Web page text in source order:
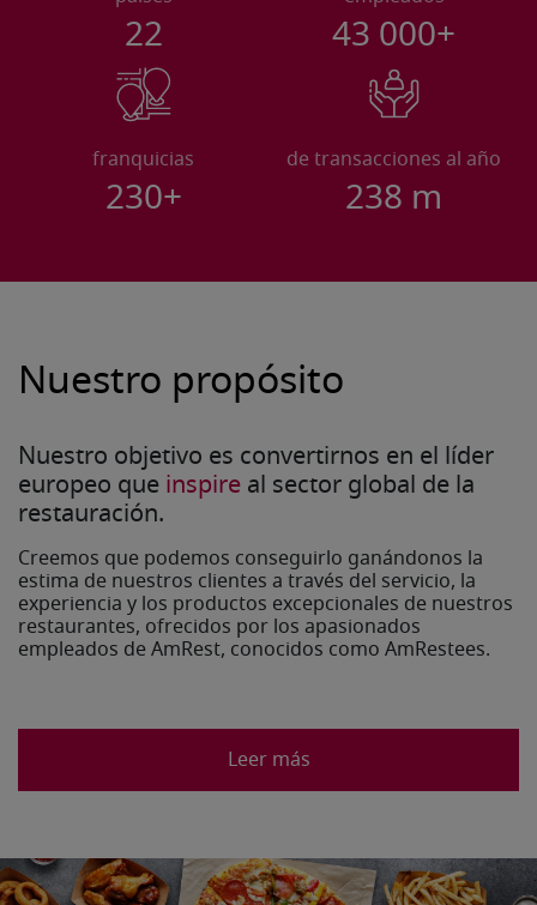
22 43 000+
franquicias
230+
de transacciones al año
238 m
Nuestro propósito
Nuestro objetivo es convertirnos en el líder
europeo que inspire al sector global de la
restauración.
Creemos que podemos conseguirlo ganándonos la
estima de nuestros clientes a través del servicio, la
experiencia y los productos excepcionales de nuestros
restaurantes, ofrecidos por los apasionados
empleados de AmRest, conocidos como AmRestees.
Leer más